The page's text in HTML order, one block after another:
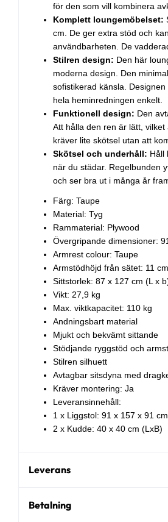
för den som vill kombinera
Komplett loungemöbelset:
cm. De ger extra stöd och
användbarheten. De
Stilren design: Den här
moderna design. Den
sofistikerad känsla.
hela heminredningen enkelt.
Funktionell design: Den
Att hålla den ren är lätt,
kräver lite skötsel utan att
Skötsel och underhåll: Håll
när du städar. Regelbunden
och ser bra ut i många år
Färg: Taupe
Material: Tyg
Rammaterial: Plywood
Övergripande dimensioner:
Armrest colour: Taupe
Armstödhöjd från sätet: 11 cm
Sittstorlek: 87 x 127 cm (L x
Vikt: 27,9 kg
Max. viktkapacitet: 110 kg
Andningsbart material
Mjukt och bekvämt sittande
Stödjande ryggstöd och
Stilren silhuett
Avtagbar sitsdyna med
Kräver montering: Ja
Leveransinnehåll:
1 x Liggstol: 91 x 157 x 91
2 x Kudde: 40 x 40 cm (LxB)
Leverans
Betalning